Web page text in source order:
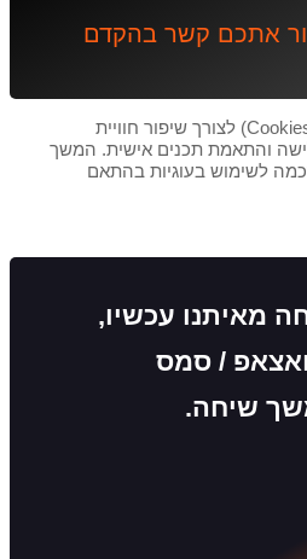
אתכם קשר בהקדם
האתר משתמש בעוגיות (Cookies) לצורך שיפור חוויית
והתאמת תכנים אישית. המשך
לשימוש בעוגיות בהתאם
מאיתנו עכשיו,
/ סמס
שיחה.